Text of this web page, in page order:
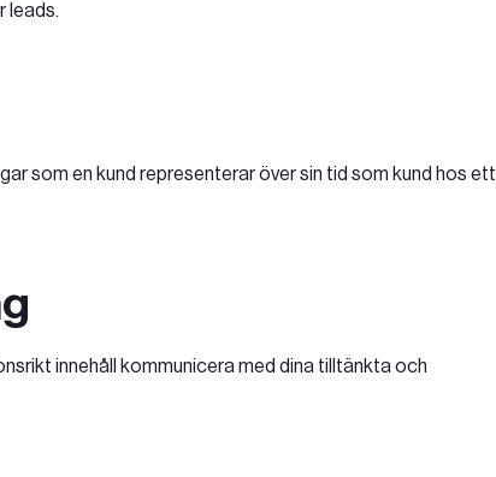
leads.
som en kund representerar över sin tid som kund hos ett
innehåll kommunicera med dina tilltänkta och